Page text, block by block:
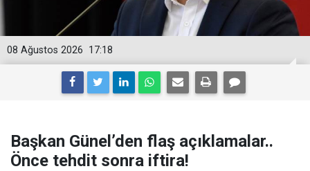
17:18
08 Ağustos 2026
Başkan Günel’den flaş açıklamalar..
Önce tehdit sonra iftira!